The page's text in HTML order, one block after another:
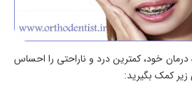
خود، کمترین درد و ناراحتی را احساس
زیر کمک بگیرید: